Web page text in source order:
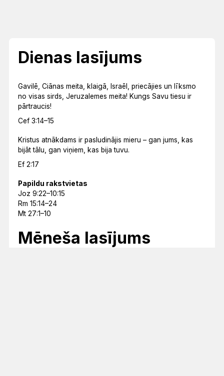
Dienas lasījums
Gavilē, Ciānas meita, klaigā, Israēl, priecājies un līksmo
no visas sirds, Jeruzalemes meita! Kungs Savu tiesu ir
pārtraucis!
Cef 3:14–15
Kristus atnākdams ir pasludinājis mieru – gan jums, kas
bijāt tālu, gan viņiem, kas bija tuvu.
Ef 2:17
Papildu rakstvietas
Joz 9:22–10:15
Rm 15:14–24
Mt 27:1–10
Mēneša lasījums